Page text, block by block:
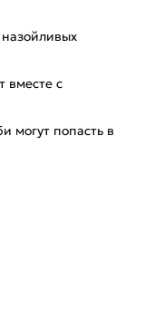
вместе с
могут попасть в